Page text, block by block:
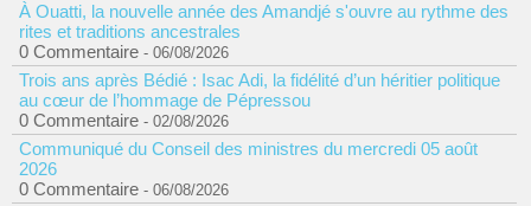
À Ouatti, la nouvelle année des Amandjé s'ouvre au rythme des
rites et traditions ancestrales
0 Commentaire - 06/08/2026
Trois ans après Bédié : Isac Adi, la fidélité d’un héritier politique
au cœur de l’hommage de Pépressou
0 Commentaire - 02/08/2026
Communiqué du Conseil des ministres du mercredi 05 août
2026
0 Commentaire - 06/08/2026